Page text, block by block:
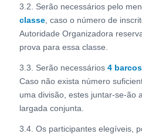
3.2. Serão necessários pelo
classe, caso o número de
Autoridade Organizadora
prova para essa classe.
3.3. Serão necessários 4 barcos
Caso não exista número
uma divisão, estes juntar-se-ão
largada conjunta.
3.4. Os participantes elegíveis,